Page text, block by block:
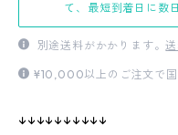
て、最短到着日に数
別途送料がかかります。
¥10,000以上のご注文で国
↓↓↓↓↓↓↓↓↓↓